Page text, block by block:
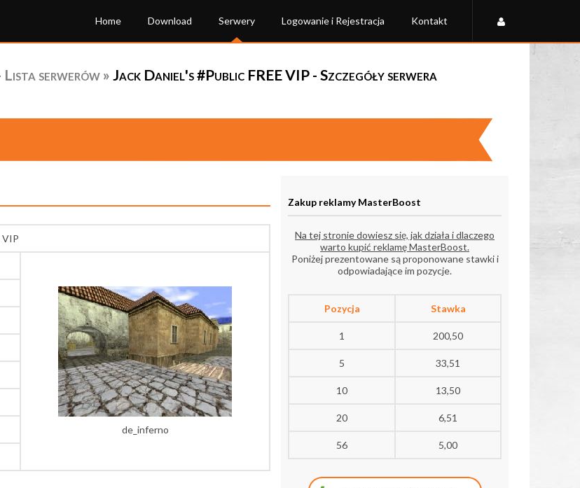
Home Download Serwery Logowanie i Rejestracja Kontakt
Lista serwerów » Jack Daniel's #Public FREE VIP - Szczegóły serwera
VIP
de_inferno
Zakup reklamy MasterBoost
Na tej stronie dowiesz się, jak działa i dlaczego
warto kupić reklamę MasterBoost.
Poniżej prezentowane są proponowane stawki i
odpowiadające im pozycje.
Pozycja Stawka
1 200,50
5 33,51
10 13,50
20 6,51
56 5,00